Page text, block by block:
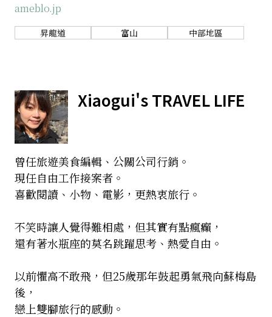
ameblo.jp
昇龍道 富山 中部地區
Xiaogui's TRAVEL LIFE
曾任旅遊美食編輯、公關公司行銷。
現任自由工作接案者。
喜歡閱讀、小物、電影，更熱衷旅行。
不笑時讓人覺得難相處，但其實有點瘋癲，
還有著水瓶座的莫名跳躍思考、熱愛自由。
以前懼高不敢飛，但25歲那年鼓起勇氣飛向蘇梅島
後，
戀上雙腳旅行的感動。